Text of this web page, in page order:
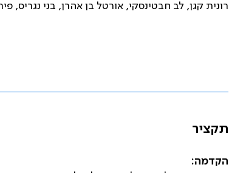
רונית קגן, לב חבטינסקי, אורטל בן אהרן, בני נגריס,
תקציר
הקדמה: